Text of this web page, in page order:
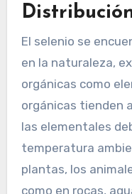
El selenio se
en la naturaleza,
orgánicas como
orgánicas tienden
las elementales
temperatura
plantas, los
como en rocas,